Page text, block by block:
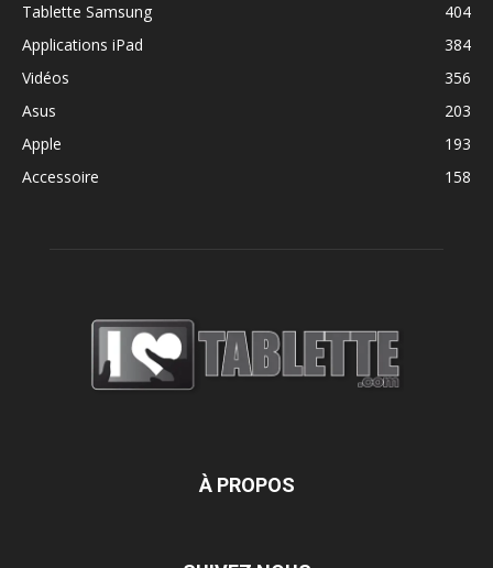
Tablette Samsung
404
Applications iPad
384
Vidéos
356
Asus
203
Apple
193
Accessoire
158
À PROPOS